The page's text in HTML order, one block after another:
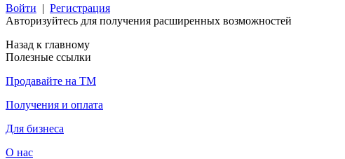
Войти | Регистрация
Авторизуйтесь для получения расширенных возможностей
Назад к главному
Полезные ссылки
Продавайте на ТМ
Получения и оплата
Для бизнеса
О нас